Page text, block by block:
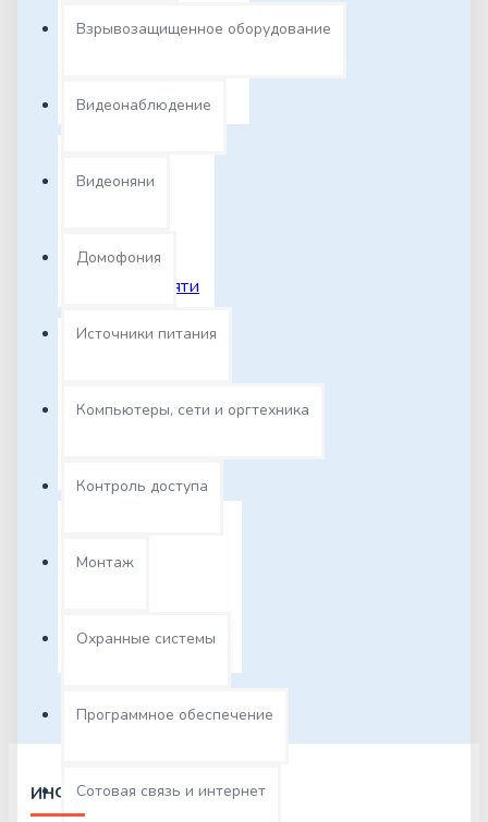
Взрывозащищенное оборудование
Видеонаблюдение
Видеоняни
Домофония
Источники питания
Компьютеры, сети и оргтехника
Контроль доступа
Монтаж
Охранные системы
Программное обеспечение
Сотовая связь и интернет
Платформы
Модули памяти
Серверные опции
ИНФОРМАЦИЯ